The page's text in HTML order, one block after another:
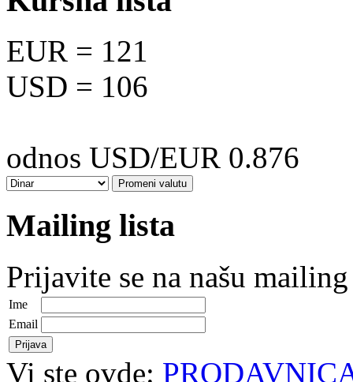
EUR = 121
USD = 106
odnos USD/EUR 0.876
Mailing lista
Prijavite se na našu
Ime
Email
Vi ste ovde: